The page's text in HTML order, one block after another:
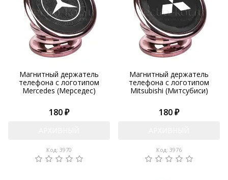
Магнитный держатель
телефона с логотипом
Mercedes (Мерседес)
180 ₽
Код: 3970
Магнитный держатель
телефона с логотипом
Mitsubishi (Митсубиси)
180 ₽
Код: 3976